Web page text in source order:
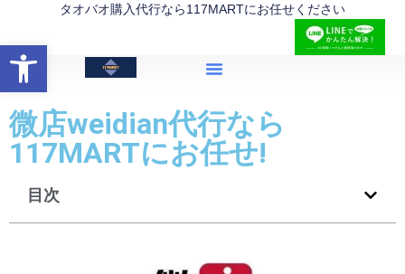
打开工具栏
タオバオ購入代行なら117MARTにお任せください
微店weidian代行なら
117MARTにお任せ!
目次